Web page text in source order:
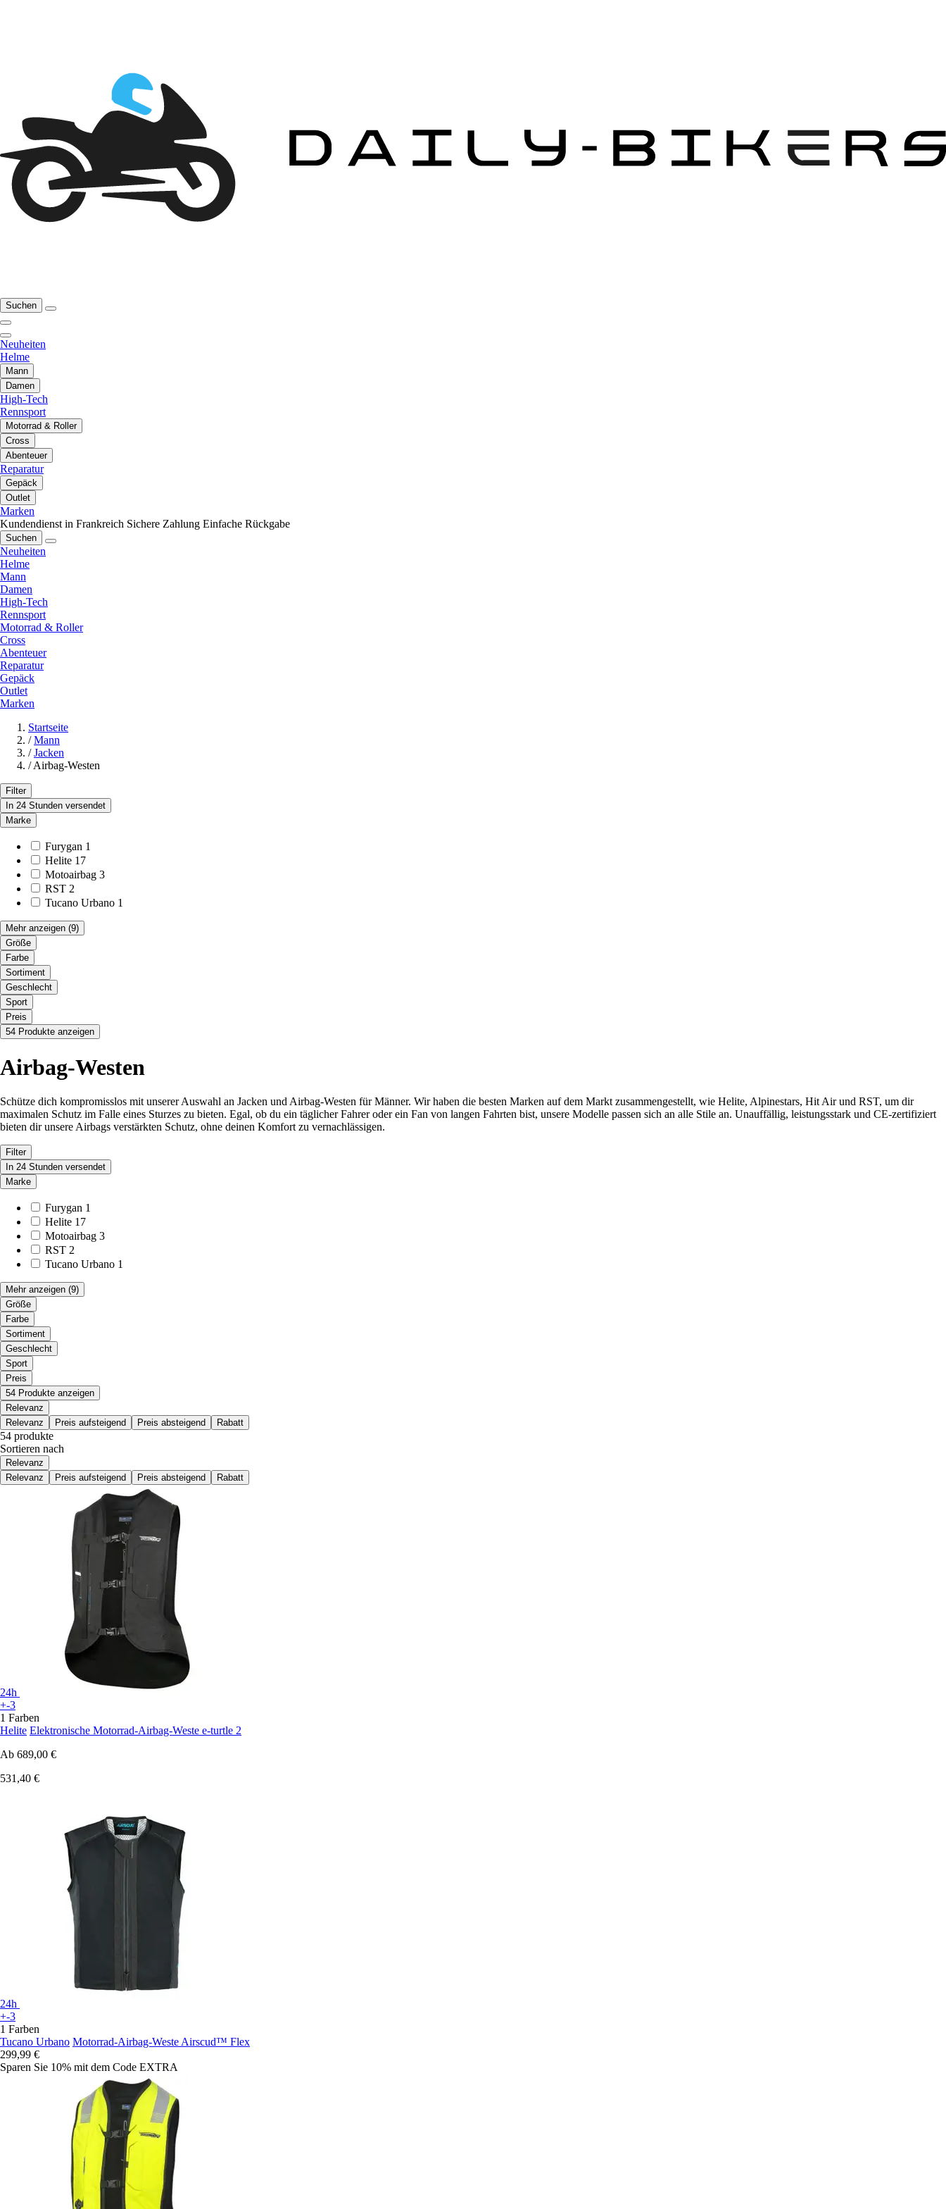
Suchen
Neuheiten
Helme
Mann
Damen
High-Tech
Rennsport
Motorrad & Roller
Cross
Abenteuer
Reparatur
Gepäck
Outlet
Marken
Kundendienst in Frankreich Sichere Zahlung Einfache Rückgabe
Suchen
Neuheiten
Helme
Mann
Damen
High-Tech
Rennsport
Motorrad & Roller
Cross
Abenteuer
Reparatur
Gepäck
Outlet
Marken
Startseite
/ Mann
/ Jacken
/ Airbag-Westen
Filter
In 24 Stunden versendet
Marke
Furygan 1
Helite 17
Motoairbag 3
RST 2
Tucano Urbano 1
Mehr anzeigen (9)
Größe
Farbe
Sortiment
Geschlecht
Sport
Preis
54 Produkte anzeigen
Airbag-Westen
Schütze dich kompromisslos mit unserer Auswahl an Jacken und Airbag-Westen für Männer. Wir haben die besten Marken auf dem Markt zusammengestellt, wie Helite, Alpinestars, Hit Air und RST, um dir
maximalen Schutz im Falle eines Sturzes zu bieten. Egal, ob du ein täglicher Fahrer oder ein Fan von langen Fahrten bist, unsere Modelle passen sich an alle Stile an. Unauffällig, leistungsstark und CE-zertifiziert
bieten dir unsere Airbags verstärkten Schutz, ohne deinen Komfort zu vernachlässigen.
Filter
In 24 Stunden versendet
Marke
Furygan 1
Helite 17
Motoairbag 3
RST 2
Tucano Urbano 1
Mehr anzeigen (9)
Größe
Farbe
Sortiment
Geschlecht
Sport
Preis
54 Produkte anzeigen
Relevanz
Relevanz
Preis aufsteigend Preis absteigend Rabatt
54 produkte
Sortieren nach
Relevanz
Relevanz
Preis aufsteigend Preis absteigend Rabatt
24h
+-3
1 Farben
Helite Elektronische Motorrad-Airbag-Weste e-turtle 2
Ab 689,00 €
531,40 €
24h
+-3
1 Farben
Tucano Urbano Motorrad-Airbag-Weste Airscud™ Flex
299,99 €
Sparen Sie 10% mit dem Code EXTRA